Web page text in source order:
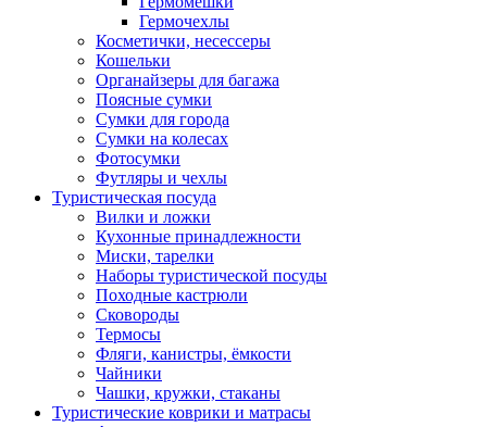
Гермочехлы
Косметички, несессеры
Кошельки
Органайзеры для багажа
Поясные сумки
Сумки для города
Сумки на колесах
Фотосумки
Футляры и чехлы
Туристическая посуда
Вилки и ложки
Кухонные принадлежности
Миски, тарелки
Наборы туристической посуды
Походные кастрюли
Сковороды
Термосы
Фляги, канистры, ёмкости
Чайники
Чашки, кружки, стаканы
Туристические коврики и матрасы